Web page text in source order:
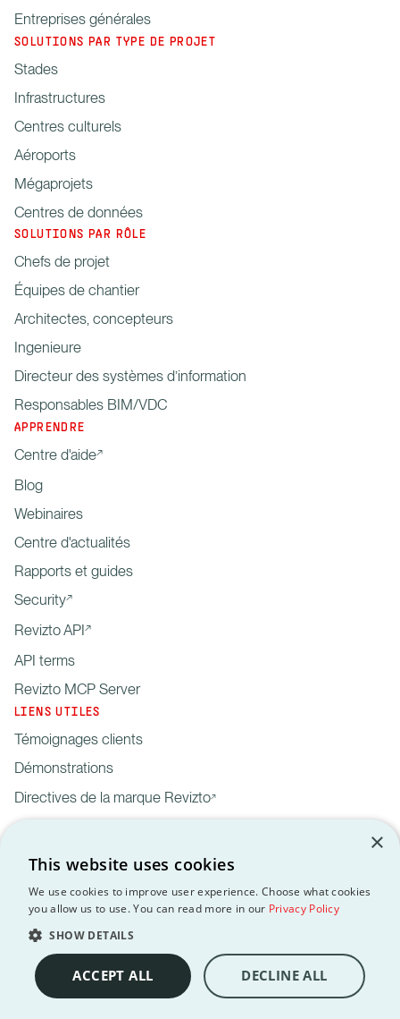
Entreprises générales
SOLUTIONS PAR TYPE DE PROJET
Stades
Infrastructures
Centres culturels
Aéroports
Mégaprojets
Centres de données
SOLUTIONS PAR RÔLE
Chefs de projet
Équipes de chantier
Architectes, concepteurs
Ingenieure
Directeur des systèmes d’information
Responsables BIM/VDC
APPRENDRE
Centre d'aide
Blog
Webinaires
Centre d'actualités
Rapports et guides
Security
Revizto API
API terms
Revizto MCP Server
LIENS UTILES
Témoignages clients
Démonstrations
Directives de la marque Revizto
Mentions
légales
Données
personnelles
Traitement des
marques déposées sont la propriété de leurs détenteurs respectifs.
×
This website uses cookies
We use cookies to improve user experience. Choose what cookies
you allow us to use. You can read more in our Privacy Policy
SHOW DETAILS
ACCEPT ALL DECLINE ALL